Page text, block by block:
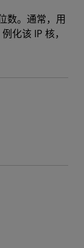
数。通常，用
化该 IP 核，